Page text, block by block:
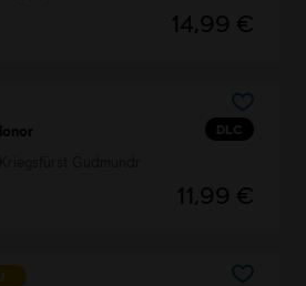
14,99 €
DLC
11,99 €